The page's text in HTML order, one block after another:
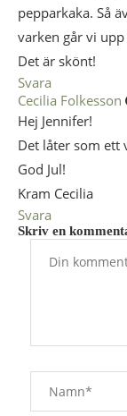
pepparkaka. Så
varken går vi
Det är skönt!
Svara
Cecilia Folkesson
Hej Jennifer!
Det låter som ett
God Jul!
Kram Cecilia
Svara
Skriv en